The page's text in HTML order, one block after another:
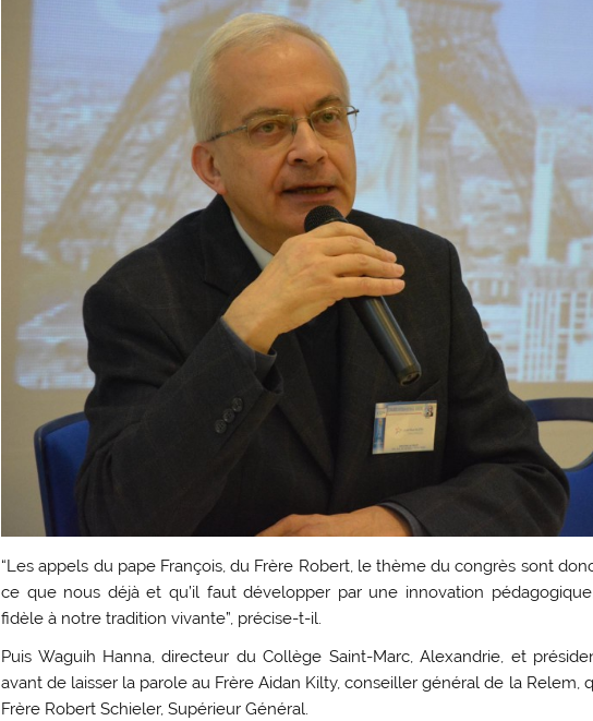
“Les appels du pape François, du Frère Robert, le thème du congrès sont
ce que nous déjà et qu’il faut développer par une innovation
fidèle à notre tradition vivante”, précise-t-il.
Puis Waguih Hanna, directeur du Collège Saint-Marc, Alexandrie, et
avant de laisser la parole au Frère Aidan Kilty, conseiller général de la Relem,
Frère Robert Schieler, Supérieur Général.